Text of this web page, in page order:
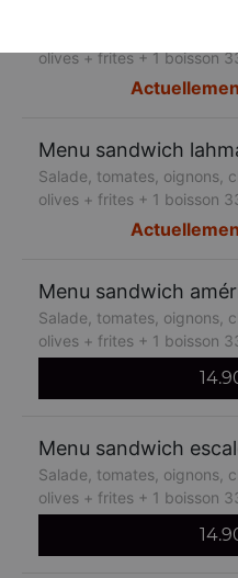
olives + frites + 1 boisson
Menu sandwich
Salade, tomates, oignons,
olives + frites + 1 boisson
Menu sandwich
Salade, tomates, oignons,
olives + frites + 1 boisson
Menu sandwich
Salade, tomates, oignons,
olives + frites + 1 boisson